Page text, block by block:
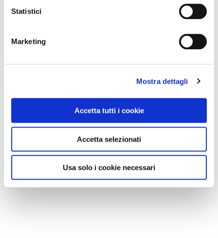
Statistici
Marketing
Mostra dettagli
Accetta tutti i cookie
Accetta selezionati
Usa solo i cookie necessari